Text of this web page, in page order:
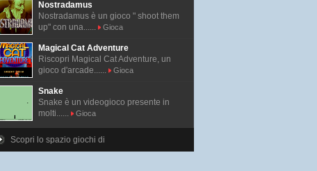
Nostradamus
Nostradamus è un gioco " shoot them
up" con una......
Gioca
Magical Cat Adventure
Riscopri Magical Cat Adventure, un
gioco d'arcade......
Gioca
Snake
Snake è un videogioco presente in
molti......
Gioca
Scopri lo spazio giochi di